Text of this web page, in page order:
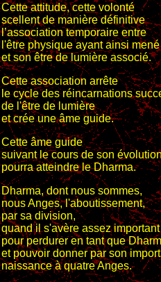
Cette attitude, cette volonté
scellent de manière définitive
l’association temporaire entre
l'être physique ayant ainsi
et son être de lumière associé.
Cette association arrête
le cycle des réincarnations
de l'être de lumière
et crée une âme guide.
Cette âme guide
suivant le cours de son
pourra atteindre le Dharma.
Dharma, dont nous sommes,
nous Anges, l'aboutissement,
par sa division,
quand il s'avère assez important
pour perdurer en tant que
et pouvoir donner par son
naissance à quatre Anges.